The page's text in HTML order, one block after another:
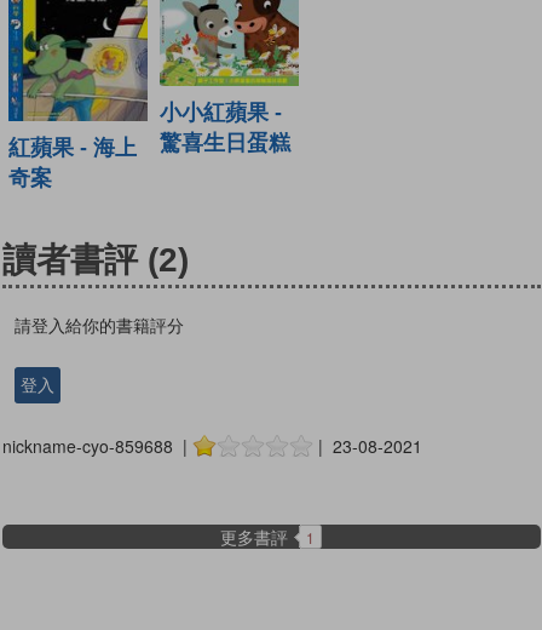
紅蘋果 - 海上
奇案
小小紅蘋果 -
驚喜生日蛋糕
讀者書評 (2)
請登入給你的書籍評分
登入
nickname-cyo-859688 | | 23-08-2021
更多書評 1